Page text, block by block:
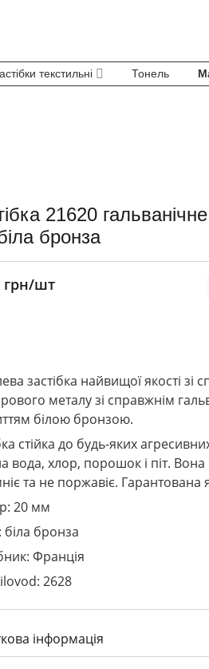
текстильні Тонель
21620
бронза
грн/шт
застібка найвищої якості зі
металу зі справжнім
білою бронзою.
стійка до будь-яких
вода, хлор, порошок і піт. Вона
та не поржавіє. Гарантована
20 мм
біла бронза
Франція
2628
інформація